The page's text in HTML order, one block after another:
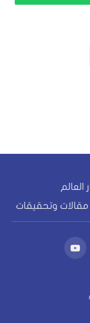
العالم
مقالات وتحقيقات
يوتيوب